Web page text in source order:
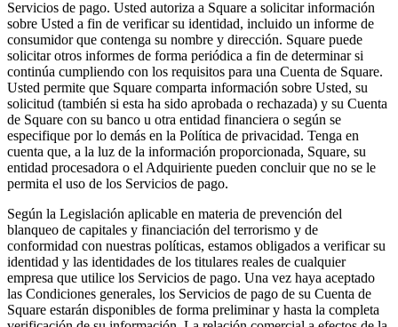
Servicios de pago. Usted autoriza a Square a solicitar información
sobre Usted a fin de verificar su identidad, incluido un informe de
consumidor que contenga su nombre y dirección. Square puede
solicitar otros informes de forma periódica a fin de determinar si
continúa cumpliendo con los requisitos para una Cuenta de Square.
Usted permite que Square comparta información sobre Usted, su
solicitud (también si esta ha sido aprobada o rechazada) y su Cuenta
de Square con su banco u otra entidad financiera o según se
especifique por lo demás en la Política de privacidad. Tenga en
cuenta que, a la luz de la información proporcionada, Square, su
entidad procesadora o el Adquiriente pueden concluir que no se le
permita el uso de los Servicios de pago.
Según la Legislación aplicable en materia de prevención del
blanqueo de capitales y financiación del terrorismo y de
conformidad con nuestras políticas, estamos obligados a verificar su
identidad y las identidades de los titulares reales de cualquier
empresa que utilice los Servicios de pago. Una vez haya aceptado
las Condiciones generales, los Servicios de pago de su Cuenta de
Square estarán disponibles de forma preliminar y hasta la completa